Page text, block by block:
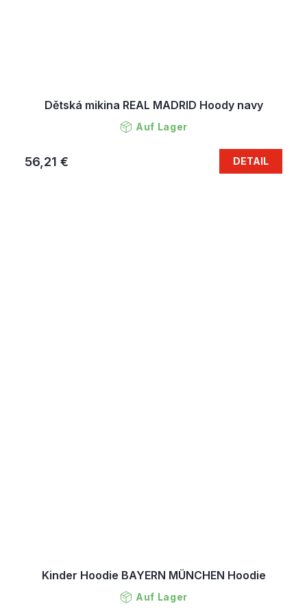
Dětská mikina REAL MADRID Hoody navy
Auf Lager
56,21 € DETAIL
Kinder Hoodie BAYERN MÜNCHEN Hoodie
Auf Lager